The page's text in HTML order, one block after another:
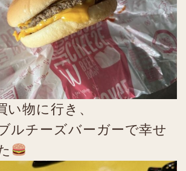
い物に行き、
ルチーズバーガーで幸せ